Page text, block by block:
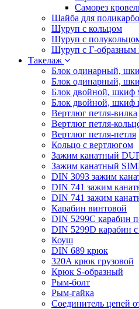
Саморез
Шайба для
Шуруп с кольцом
Шуруп с
Шуруп с Г-образным
Такелаж
Блок одинарный,
Блок одинарный,
Блок двойной, шкиф
Блок двойной, шкиф
Вертлюг петля-вилка
Вертлюг петля-
Вертлюг петля-петля
Кольцо с вертлюгом
Зажим канатный
Зажим канатный
DIN 3093 зажим
DIN 741 зажим
DIN 741 зажим
Карабин винтовой
DIN 5299C карабин
DIN 5299D карабин
Коуш
DIN 689 крюк
320A крюк грузовой
Крюк S-образный
Рым-болт
Рым-гайка
Соединитель цепей